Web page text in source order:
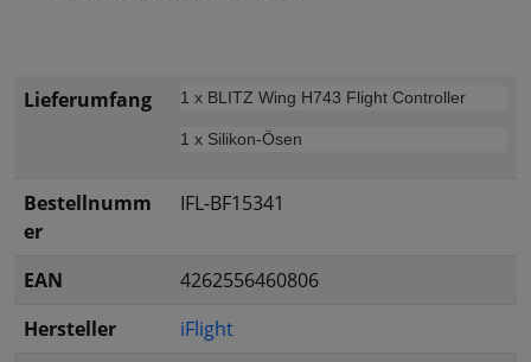
Lieferumfang 1 x BLITZ Wing H743 Flight Controller
1 x Silikon-Ösen
Bestellnumm
er
IFL-BF15341
EAN
4262556460806
Hersteller
iFlight